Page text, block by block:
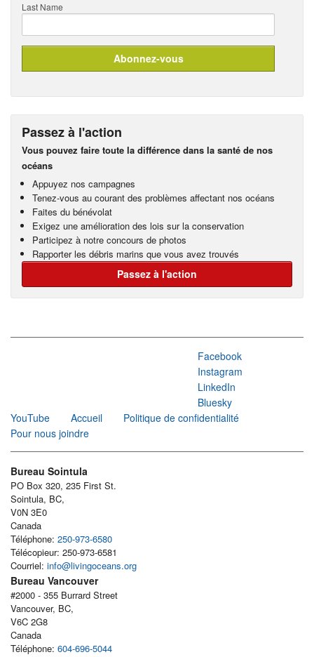
Last Name
Passez à l'action
Vous pouvez faire toute la différence dans la santé de nos
océans
Appuyez nos campagnes
Tenez-vous au courant des problèmes affectant nos océans
Faites du bénévolat
Exigez une amélioration des lois sur la conservation
Participez à notre concours de photos
Rapporter les débris marins que vous avez trouvés
Passez à l'action
Facebook
Instagram
LinkedIn
Bluesky
YouTube
Accueil
Politique de confidentialité
Pour nous joindre
Bureau Sointula
PO Box 320, 235 First St.
Sointula, BC,
V0N 3E0
Canada
Téléphone: 250-973-6580
Télécopieur: 250-973-6581
Courriel: info@livingoceans.org
Bureau Vancouver
#2000 - 355 Burrard Street
Vancouver, BC,
V6C 2G8
Canada
Téléphone: 604-696-5044